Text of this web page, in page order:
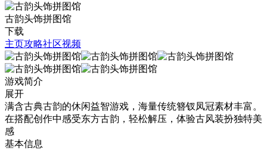
古韵头饰拼图馆
下载
主页攻略社区视频
游戏简介
展开
满含古典古韵的休闲益智游戏，海量传统簪钗凤冠素材丰富。
在搭配创作中感受东方古韵，轻松解压，体验古风装扮独特美
感
基本信息